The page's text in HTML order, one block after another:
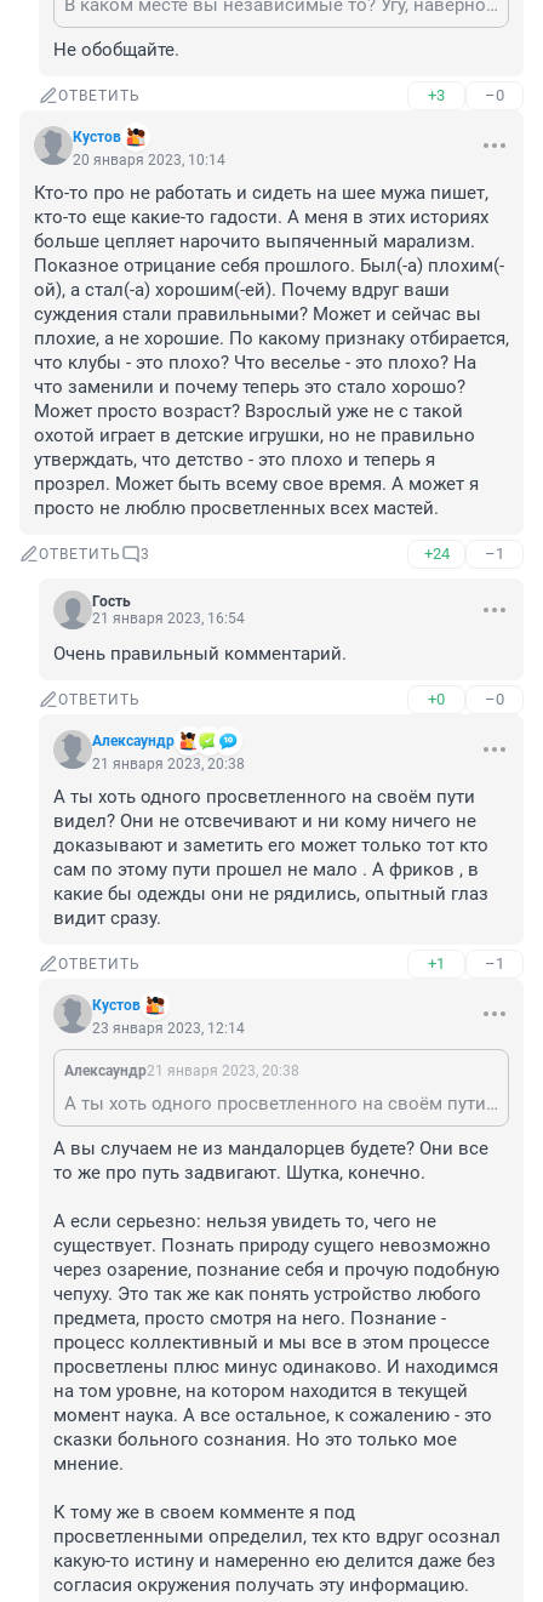
В каком месте вы независимые то? Угу, наверное от того что очень независимые мечтаете выйти замуж за турка и ничего не делать
Не обобщайте.
ОТВЕТИТЬ +3 –0
Кустов
20 января 2023, 10:14
Кто-то про не работать и сидеть на шее мужа пишет,
кто-то еще какие-то гадости. А меня в этих историях
больше цепляет нарочито выпяченный марализм.
Показное отрицание себя прошлого. Был(-а) плохим(-
ой), а стал(-а) хорошим(-ей). Почему вдруг ваши
суждения стали правильными? Может и сейчас вы
плохие, а не хорошие. По какому признаку отбирается,
что клубы - это плохо? Что веселье - это плохо? На
что заменили и почему теперь это стало хорошо?
Может просто возраст? Взрослый уже не с такой
охотой играет в детские игрушки, но не правильно
утверждать, что детство - это плохо и теперь я
прозрел. Может быть всему свое время. А может я
просто не люблю просветленных всех мастей.
ОТВЕТИТЬ 3 +24 –1
Гость
21 января 2023, 16:54
Очень правильный комментарий.
ОТВЕТИТЬ +0 –0
Алексаyндр
21 января 2023, 20:38
А ты хоть одного просветленного на своём пути
видел? Они не отсвечивают и ни кому ничего не
доказывают и заметить его может только тот кто
сам по этому пути прошел не мало . А фриков , в
какие бы одежды они не рядились, опытный глаз
видит сразу.
ОТВЕТИТЬ +1 –1
Кустов
23 января 2023, 12:14
Алексаyндр21 января 2023, 20:38
А ты хоть одного просветленного на своём пути видел? Они не отсвечивают и ни кому ничего не доказывают и заметить его может только тот кто сам по этому пути прошел не мало . А фриков , в какие бы одежды они не рядились, опытный глаз видит сразу.
А вы случаем не из мандалорцев будете? Они все
то же про путь задвигают. Шутка, конечно.
А если серьезно: нельзя увидеть то, чего не
существует. Познать природу сущего невозможно
через озарение, познание себя и прочую подобную
чепуху. Это так же как понять устройство любого
предмета, просто смотря на него. Познание -
процесс коллективный и мы все в этом процессе
просветлены плюс минус одинаково. И находимся
на том уровне, на котором находится в текущей
момент наука. А все остальное, к сожалению - это
сказки больного сознания. Но это только мое
мнение.
К тому же в своем комменте я под
просветленными определил, тех кто вдруг осознал
какую-то истину и намеренно ею делится даже без
согласия окружения получать эту информацию.